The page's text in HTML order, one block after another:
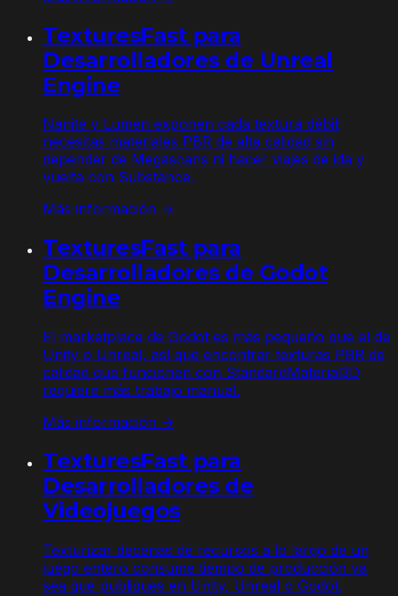
TexturesFast para
Desarrolladores de Unreal
Engine
Nanite y Lumen exponen cada textura débil;
necesitas materiales PBR de alta calidad sin
depender de Megascans ni hacer viajes de ida y
vuelta con Substance.
Más información →
TexturesFast para
Desarrolladores de Godot
Engine
El marketplace de Godot es más pequeño que el de
Unity o Unreal, así que encontrar texturas PBR de
calidad que funcionen con StandardMaterial3D
requiere más trabajo manual.
Más información →
TexturesFast para
Desarrolladores de
Videojuegos
Texturizar decenas de recursos a lo largo de un
juego entero consume tiempo de producción ya
sea que publiques en Unity, Unreal o Godot.